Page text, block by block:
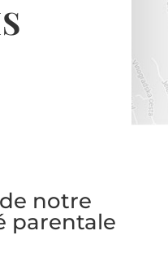
notre
parentale